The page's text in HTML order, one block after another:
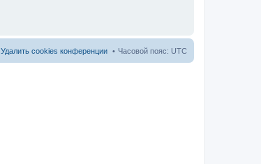
Часовой пояс: UTC
Удалить cookies конференции